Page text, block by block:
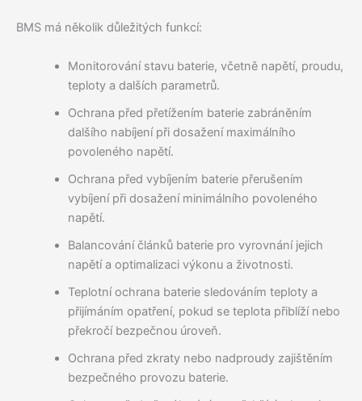
BMS má několik důležitých funkcí:
Monitorování stavu baterie, včetně napětí, proudu,
teploty a dalších parametrů.
Ochrana před přetížením baterie zabráněním
dalšího nabíjení při dosažení maximálního
povoleného napětí.
Ochrana před vybíjením baterie přerušením
vybíjení při dosažení minimálního povoleného
napětí.
Balancování článků baterie pro vyrovnání jejich
napětí a optimalizaci výkonu a životnosti.
Teplotní ochrana baterie sledováním teploty a
přijímáním opatření, pokud se teplota přiblíží nebo
překročí bezpečnou úroveň.
Ochrana před zkraty nebo nadproudy zajištěním
bezpečného provozu baterie.